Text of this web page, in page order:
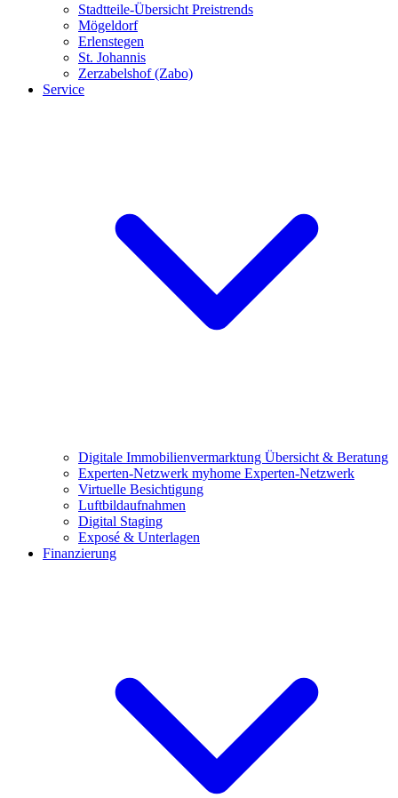
Stadtteile-Übersicht Preistrends
Mögeldorf
Erlenstegen
St. Johannis
Zerzabelshof (Zabo)
Service
Digitale Immobilienvermarktung Übersicht & Beratung
Experten-Netzwerk myhome Experten-Netzwerk
Virtuelle Besichtigung
Luftbildaufnahmen
Digital Staging
Exposé & Unterlagen
Finanzierung